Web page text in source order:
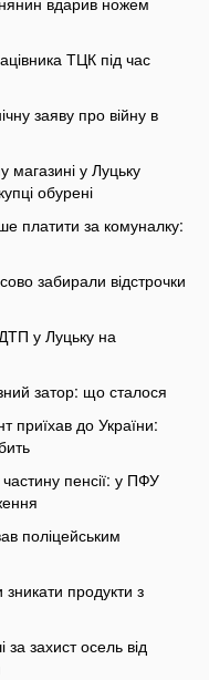
ТЦК під час
заяву про війну в
у Луцьку
обурені
платити за комуналку:
забирали відстрочки
ДТП у Луцьку на
затор: що сталося
приїхав до України:
пенсії: у ПФУ
поліцейським
продукти з
за захист осель від